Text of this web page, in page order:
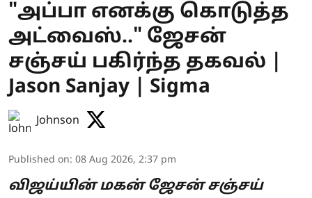
"அப்பா எனக்கு கொடுத்த
அட்வைஸ்.." ஜேசன்
சஞ்சய் பகிர்ந்த தகவல் |
Jason Sanjay | Sigma
Johnson
Published on: 08 Aug 2026, 2:37 pm
விஜய்யின் மகன் ஜேசன் சஞ்சய்